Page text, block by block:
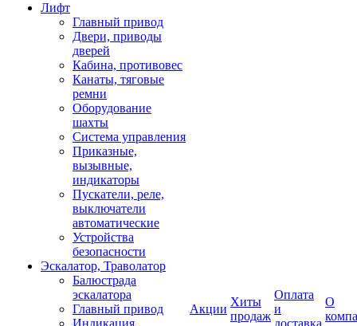
Лифт
Главный привод
Двери, приводы
дверей
Кабина, противовес
Канаты, тяговые
ремни
Оборудование
шахты
Система управления
Приказные,
вызывные,
индикаторы
Пускатели, реле,
выключатели
автоматические
Устройства
безопасности
Эскалатор, Траволатор
Балюстрада
эскалатора
Главный привод
Индикация,
Акции
Хиты
продаж
Оплата
и
доставка
О